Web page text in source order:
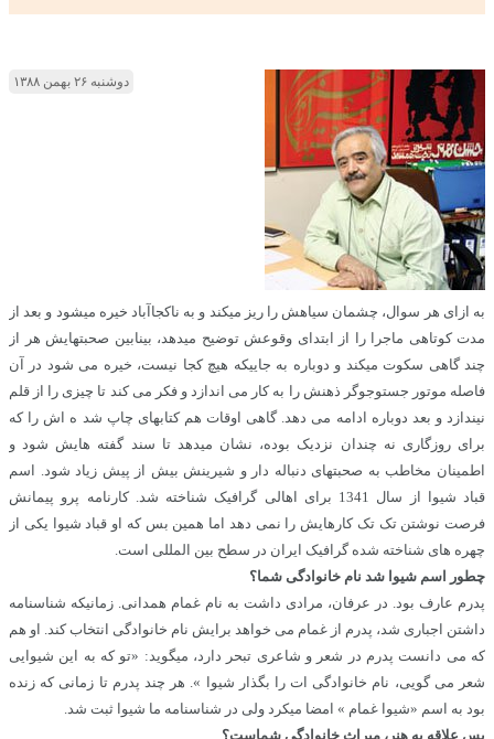
دوشنبه ۲۶ بهمن ۱۳۸۸
به ازای هر سوال، چشمان سیاهش را ریز میکند و به ناکجاآباد خیره میشود و بعد از
مدت کوتاهی ماجرا را از ابتدای وقوعش توضیح میدهد، بینابین صحبتهایش هر از
چند گاهی سکوت میکند و دوباره به جاییکه هیچ کجا نیست، خیره می شود در آن
فاصله موتور جستوجوگر ذهنش را به کار می اندازد و فکر می کند تا چیزی را از قلم
نیندازد و بعد دوباره ادامه می دهد. گاهی اوقات هم کتابهای چاپ شد ه اش را که
برای روزگاری نه چندان نزدیک بوده، نشان میدهد تا سند گفته هایش شود و
اطمینان مخاطب به صحبتهای دنباله دار و شیرینش بیش از پیش زیاد شود. اسم
قباد شیوا از سال 1341 برای اهالی گرافیک شناخته شد. کارنامه پرو پیمانش
فرصت نوشتن تک تک کارهایش را نمی دهد اما همین بس که او قباد شیوا یکی از
چهره های شناخته شده گرافیک ایران در سطح بین المللی است.
چطور اسم شیوا شد نام خانوادگی شما؟
پدرم عارف بود. در عرفان، مرادی داشت به نام غمام همدانی. زمانیکه شناسنامه
داشتن اجباری شد، پدرم از غمام می خواهد برایش نام خانوادگی انتخاب کند. او هم
که می دانست پدرم در شعر و شاعری تبحر دارد، میگوید: «تو که به این شیوایی
شعر می گویی، نام خانوادگی ات را بگذار شیوا ». هر چند پدرم تا زمانی که زنده
بود به اسم «شیوا غمام » امضا میکرد ولی در شناسنامه ما شیوا ثبت شد.
پس علاقه به هنر، میراث خانوادگی شماست؟